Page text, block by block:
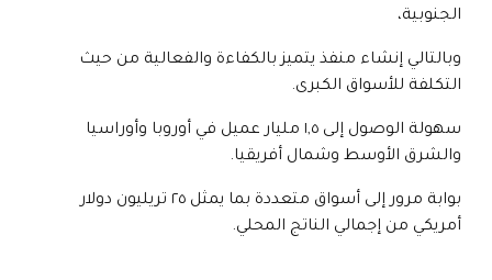
الجنوبية،
وبالتالي إنشاء منفذ يتميز بالكفاءة والفعالية من حيث
التكلفة للأسواق الكبرى.
سهولة الوصول إلى ١,٥ مليار عميل في أوروبا وأوراسيا
والشرق الأوسط وشمال أفريقيا.
بوابة مرور إلى أسواق متعددة بما يمثل ٢٥ تريليون دولار
أمريكي من إجمالي الناتج المحلي.